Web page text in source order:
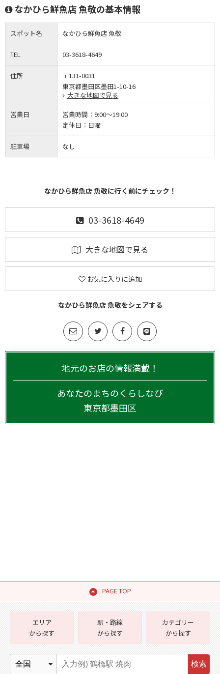
なかひら鮮魚店 魚敬の基本情報
スポット名 なかひら鮮魚店 魚敬
TEL 03-3618-4649
住所
〒131-0031
東京都墨田区墨田1-10-16
大きな地図で見る
営業日 営業時間： 9:00～19:00
定休日： 日曜
駐車場 なし
なかひら鮮魚店 魚敬に行く前にチェック！
03-3618-4649
大きな地図で見る
お気に入りに追加
なかひら鮮魚店 魚敬をシェアする
地元のお店の情報満載！
あなたのまちのくらしなび
東京都墨田区
PAGE TOP
エリア
から探す
駅・路線
から探す
カテゴリー
から探す
検索